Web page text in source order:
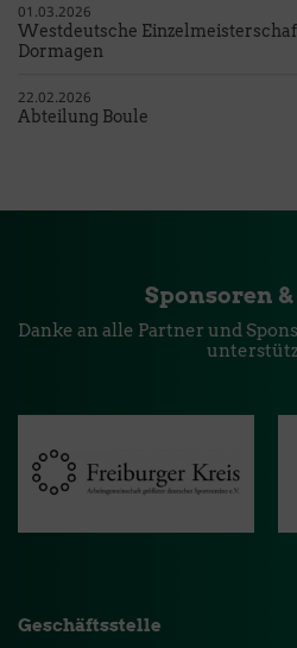
01.03.2026
Westdeutsche
Dormagen
22.02.2026
Abteilung Boule
Sponsoren
Danke an alle Partner und
Geschäftsstelle